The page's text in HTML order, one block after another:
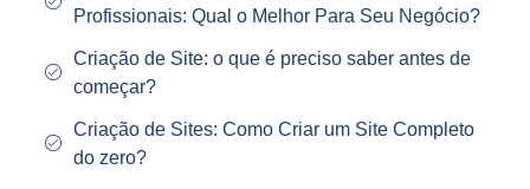
Profissionais: Qual o Melhor Para Seu Negócio?
Criação de Site: o que é preciso saber antes de
começar?
Criação de Sites: Como Criar um Site Completo
do zero?